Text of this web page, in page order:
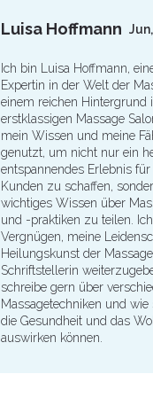
Luisa Hoffmann
Ich bin Luisa Hoffmann,
Expertin in der Welt der
einem reichen Hintergrund
erstklassigen Massage
mein Wissen und meine
genutzt, um nicht nur ein
entspannendes Erlebnis
Kunden zu schaffen,
wichtiges Wissen über
und -praktiken zu teilen.
Vergnügen, meine
Heilungskunst der
Schriftstellerin
schreibe gern über
Massagetechniken und wie
die Gesundheit und das
auswirken können.